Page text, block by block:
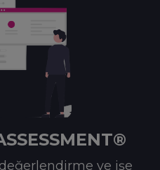
ve işe